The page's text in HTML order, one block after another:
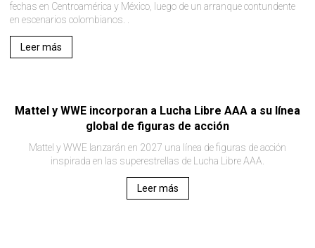
fechas en Centroamérica y México, luego de un arranque contundente
en escenarios colombianos. .
Leer más
Mattel y WWE incorporan a Lucha Libre AAA a su línea
global de figuras de acción
Mattel y WWE lanzarán en 2027 una línea de figuras de acción
inspirada en las superestrellas de Lucha Libre AAA.
Leer más